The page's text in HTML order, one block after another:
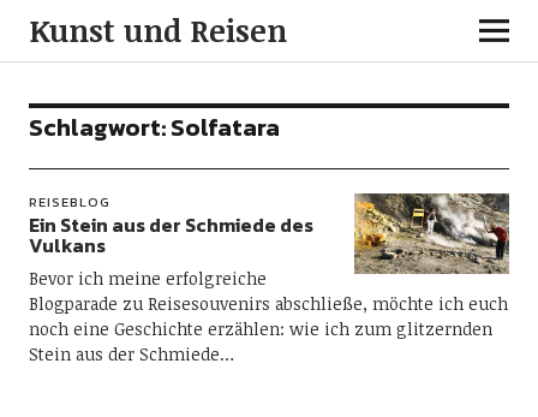
Kunst und Reisen
Schlagwort:Solfatara
REISEBLOG
Ein Stein aus der Schmiede des
Vulkans
Bevor ich meine erfolgreiche
Blogparade zu Reisesouvenirs abschließe, möchte ich euch
noch eine Geschichte erzählen: wie ich zum glitzernden
Stein aus der Schmiede…